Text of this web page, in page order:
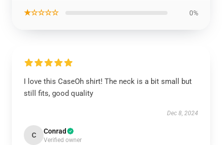
★☆☆☆☆ 0%
I love this CaseOh shirt! The neck is a bit small but
still fits, good quality
Dec 8, 2024
C Conrad
Verified owner